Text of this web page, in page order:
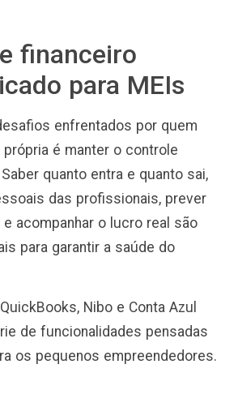
financeiro
para MEIs
enfrentados por quem
é manter o controle
quanto entra e quanto sai,
das profissionais, prever
acompanhar o lucro real são
para garantir a saúde do
Nibo e Conta Azul
de funcionalidades pensadas
os pequenos empreendedores.